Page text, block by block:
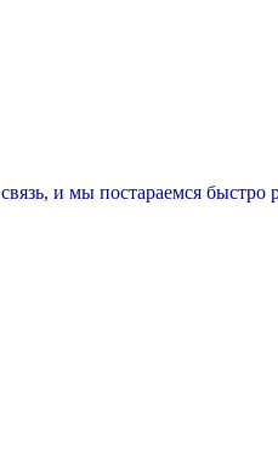
и мы постараемся быстро